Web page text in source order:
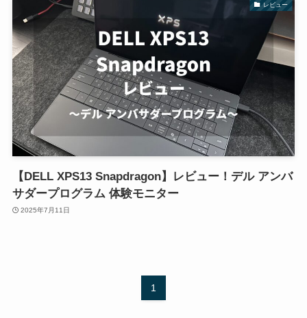
レビュー
【DELL XPS13 Snapdragon】レビュー！デル アンバ
サダープログラム 体験モニター
2025年7月11日
1